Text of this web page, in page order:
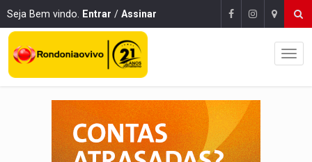
Seja Bem vindo. Entrar / Assinar